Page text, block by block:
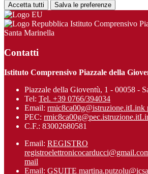
Accetta tutti Salva le preferenze
Istituto Comprensivo
Santa Marinella
Contatti
Istituto Comprensivo Piazzale della
Piazzale della Gioventù, 1 - 00058 -
Tel: Tel. +39 0766/394034
Email: rmic8ca00g@istruzione.itLink
PEC: rmic8ca00g@pec.istruzione.it
C.F.: 83002680581
Email: REGISTRO
mail
Email: GSUITE